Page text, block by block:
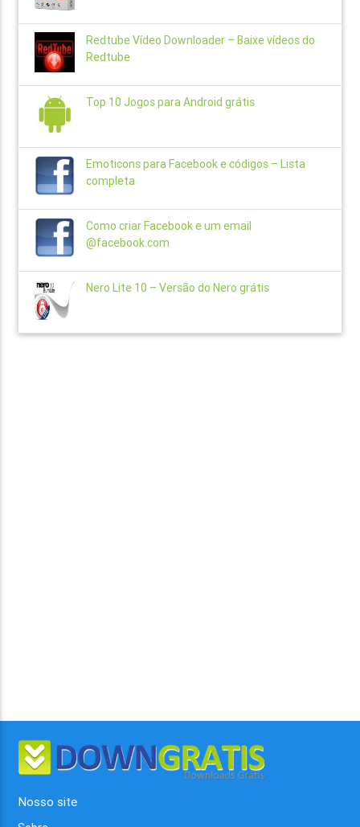
Redtube Vídeo Downloader – Baixe vídeos do
Redtube
Top 10 Jogos para Android grátis
Emoticons para Facebook e códigos – Lista
completa
Como criar Facebook e um email
@facebook.com
Nero Lite 10 – Versão do Nero grátis
Nosso site